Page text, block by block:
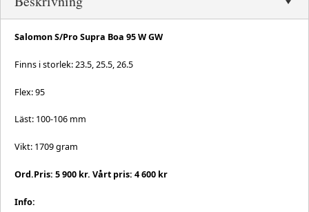
Salomon S/Pro Supra Boa 95 W GW
Finns i storlek: 23.5, 25.5, 26.5
Flex: 95
Läst: 100-106 mm
Vikt: 1709 gram
Ord.Pris: 5 900 kr. Vårt pris: 4 600 kr
Info: